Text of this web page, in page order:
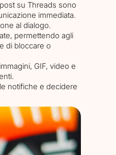
su Threads sono
immediata.
al dialogo.
permettendo agli
di bloccare o
GIF, video e
notifiche e decidere